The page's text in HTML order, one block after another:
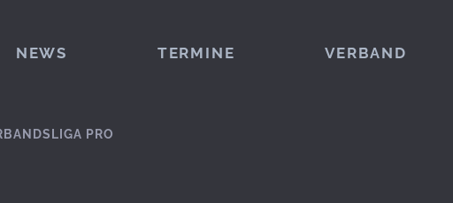
NEWS TERMINE VERBAND
PRO